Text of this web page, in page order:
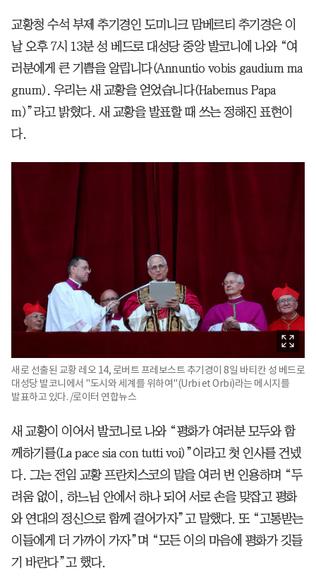
교황청 수석 부제 추기경인 도미니크 맘베르티 추기경은 이
날 오후 7시 13분 성 베드로 대성당 중앙 발코니에 나와 “여
러분에게 큰 기쁨을 알립니다(Annuntio vobis gaudium ma
gnum). 우리는 새 교황을 얻었습니다(Habemus Papa
m)”라고 밝혔다. 새 교황을 발표할 때 쓰는 정해진 표현이
다.
새로 선출된 교황 레오 14, 로버트 프레보스트 추기경이 8일 바티칸 성 베드로
대성당 발코니에서 "도시와 세계를 위하여"(Urbi et Orbi)라는 메시지를
발표하고 있다. /로이터 연합뉴스
새 교황이 이어서 발코니로 나와 “평화가 여러분 모두와 함
께하기를(La pace sia con tutti voi)”이라고 첫 인사를 건넸
다. 그는 전임 교황 프란치스코의 말을 여러 번 인용하며 “두
려움 없이, 하느님 안에서 하나 되어 서로 손을 맞잡고 평화
와 연대의 정신으로 함께 걸어가자”고 말했다. 또 “고통받는
이들에게 더 가까이 가자”며 “모든 이의 마음에 평화가 깃들
기 바란다”고 했다.